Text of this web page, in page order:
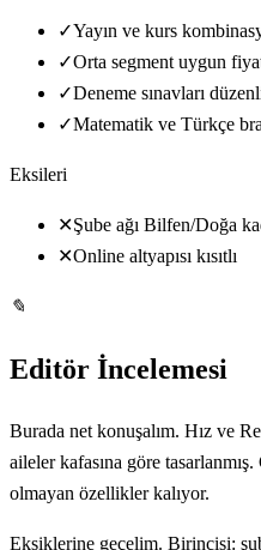
✓Yayın ve kurs
✓Orta segment uygun
✓Deneme sınavları
✓Matematik ve Türkçe
Eksileri
✕Şube ağı Bilfen/Doğa
✕Online altyapısı kısıtlı
✎
Editör İncelemesi
Burada net konuşalım. Hız ve
aileler kafasına göre
olmayan özellikler kalıyor.
Eksiklerine geçelim. Birincisi: